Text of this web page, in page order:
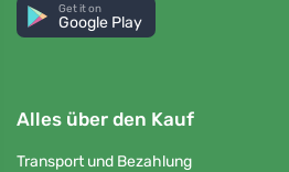
Get it on
Google Play
Alles über den Kauf
Transport und Bezahlung